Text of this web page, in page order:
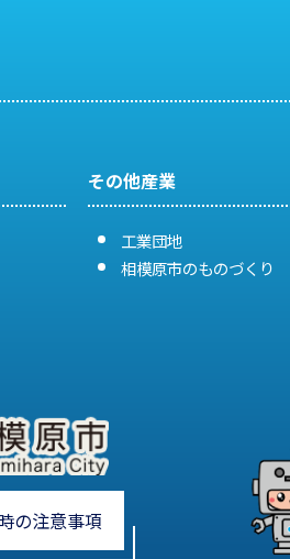
その他産業
工業団地
相模原市のものづくり
の注意事項